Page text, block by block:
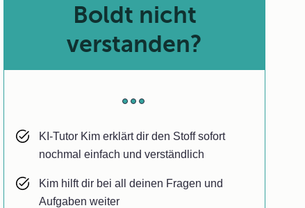
Boldt nicht
verstanden?
KI-Tutor Kim erklärt dir den Stoff sofort
nochmal einfach und verständlich
Kim hilft dir bei all deinen Fragen und
Aufgaben weiter